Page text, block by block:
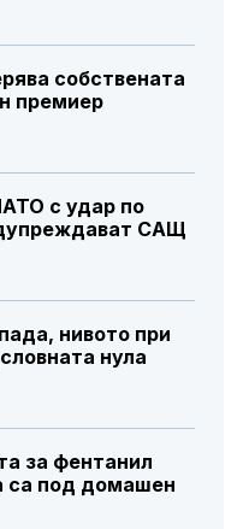
собствената
премиер
с удар по
САЩ
нивото при
нула
за фентанил
са под домашен